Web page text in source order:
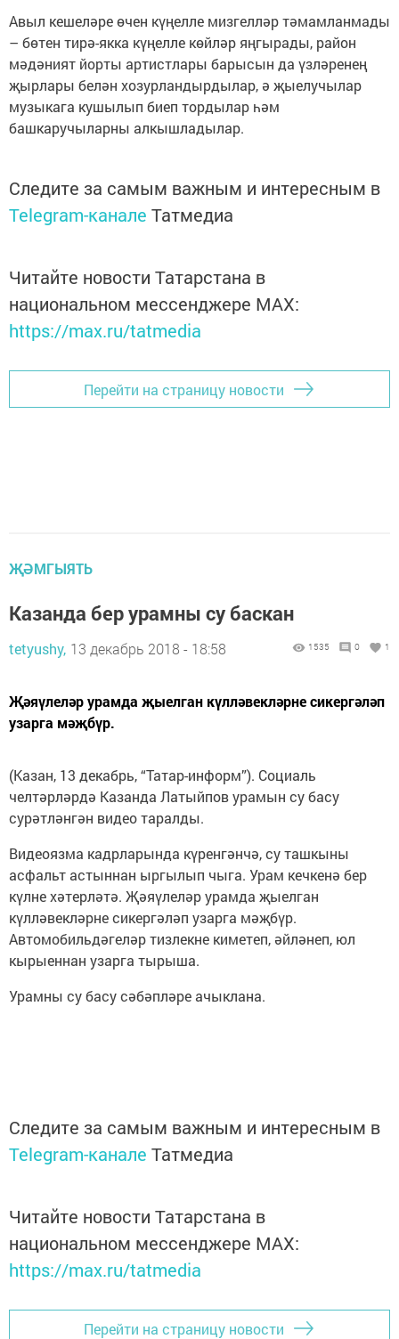
Авыл кешеләре өчен күңелле мизгелләр тәмамланмады
– бө­тен тирә-якка күңелле көйләр яңгырады, район
мәдәният йорты артистлары барысын да үзләренең
җырлары белән хозурландырдылар, ә җыелучылар
музыкага кушылып биеп тордылар һәм
башкаручыларны алкышладылар.
Следите за самым важным и интересным в
Telegram-канале Татмедиа
Читайте новости Татарстана в
национальном мессенджере MАХ:
https://max.ru/tatmedia
Перейти на страницу новости
ҖӘМГЫЯТЬ
Казанда бер урамны су баскан
tetyushy, 13 декабрь 2018 - 18:58 1535 0 1
Җәяүлеләр урамда җыелган күлләвекләрне сикергәләп
узарга мәҗбүр.
(Казан, 13 декабрь, “Татар-информ”). Социаль
челтәрләрдә Казанда Латыйпов урамын су басу
сурәтләнгән видео таралды.
Видеоязма кадрларында күренгәнчә, су ташкыны
асфальт астыннан ыргылып чыга. Урам кечкенә бер
күлне хәтерләтә. Җәяүлеләр урамда җыелган
күлләвекләрне сикергәләп узарга мәҗбүр.
Автомобильдәгеләр тизлекне киметеп, әйләнеп, юл
кырыеннан узарга тырыша.
Урамны су басу сәбәпләре ачыклана.
Следите за самым важным и интересным в
Telegram-канале Татмедиа
Читайте новости Татарстана в
национальном мессенджере MАХ:
https://max.ru/tatmedia
Перейти на страницу новости